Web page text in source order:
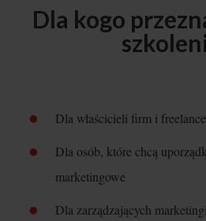
Dla kogo
Dla właścicieli firm i
Dla osób, które chcą
marketingowe
Dla zarządzających